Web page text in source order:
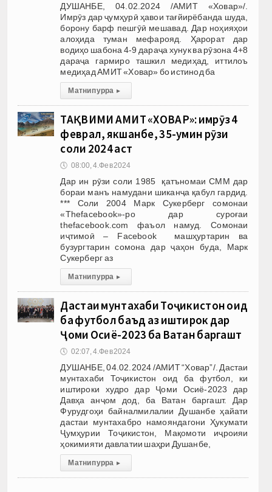
ДУШАНБЕ, 04.02.2024 /АМИТ «Ховар»/.
Имрӯз дар ҷумҳурӣ ҳавои тағйирёбанда шуда,
борону барф пешгӯӣ мешавад. Дар ноҳияҳои
алоҳида туман мефарояд. Ҳарорат дар
водиҳо шабона 4-9 дараҷа хунук ва рӯзона 4+8
дараҷа гармиро ташкил медиҳад, иттилоъ
медиҳад АМИТ «Ховар» бо истинод ба
Матни пурра ▸
ТАҚВИМИ АМИТ «ХОВАР»: имрӯз 4
феврал, якшанбе, 35-умин рӯзи
соли 2024 аст
🕔 08:00, 4.Фев 2024
Дар ин рӯзи соли 1985 қатъномаи СММ дар
бораи манъ намудани шиканҷа қабул гардид.
*** Соли 2004 Марк Сукерберг сомонаи
«Thefacebook»-ро дар суроғаи
thefacebook.com фаъол намуд. Сомонаи
иҷтимоӣ – Facebook машҳуртарин ва
бузургтарин сомона дар ҷаҳон буда, Марк
Сукерберг аз
Матни пурра ▸
Дастаи мунтахаби Тоҷикистон оид
ба футбол баъд аз иштирок дар
Ҷоми Осиё-2023 ба Ватан баргашт
🕔 02:07, 4.Фев 2024
ДУШАНБЕ, 04.02.2024 /АМИТ “Ховар”/. Дастаи
мунтахаби Тоҷикистон оид ба футбол, ки
иштироки худро дар Ҷоми Осиё-2023 дар
Давҳа анҷом дод, ба Ватан баргашт. Дар
Фурудгоҳи байналмилалии Душанбе ҳайати
дастаи мунтахабро намояндагони Ҳукумати
Ҷумҳурии Тоҷикистон, Мақомоти иҷроияи
ҳокимияти давлатии шаҳри Душанбе,
Матни пурра ▸